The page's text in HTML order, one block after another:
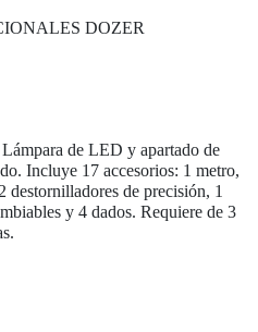
DOZER
de LED y apartado de
Incluye 17 accesorios: 1 metro,
destornilladores de precisión, 1
y 4 dados. Requiere de 3